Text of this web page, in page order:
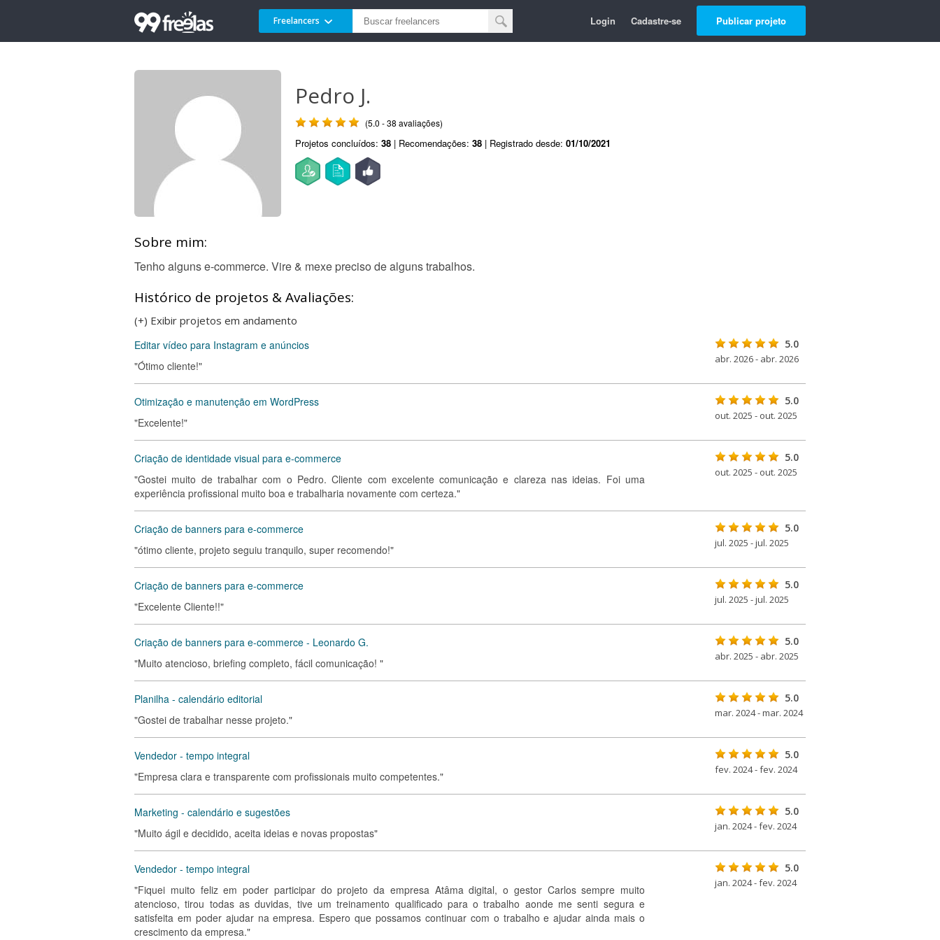
Freelancers Login Cadastre-se Publicar projeto
Pedro J.
(5.0 - 38 avaliações)
Projetos concluídos: 38 | Recomendações: 38 | Registrado desde: 01/10/2021
Sobre mim:
Tenho alguns e-commerce. Vire & mexe preciso de alguns trabalhos.
Histórico de projetos & Avaliações:
(+) Exibir projetos em andamento
Editar vídeo para Instagram e anúncios
"Ótimo cliente!"
5.0
abr. 2026 - abr. 2026
Otimização e manutenção em WordPress
"Excelente!"
5.0
out. 2025 - out. 2025
Criação de identidade visual para e-commerce
"Gostei muito de trabalhar com o Pedro. Cliente com excelente comunicação e clareza nas ideias. Foi uma
experiência profissional muito boa e trabalharia novamente com certeza."
5.0
out. 2025 - out. 2025
Criação de banners para e-commerce
"ótimo cliente, projeto seguiu tranquilo, super recomendo!"
5.0
jul. 2025 - jul. 2025
Criação de banners para e-commerce
"Excelente Cliente!!"
5.0
jul. 2025 - jul. 2025
Criação de banners para e-commerce - Leonardo G.
"Muito atencioso, briefing completo, fácil comunicação! "
5.0
abr. 2025 - abr. 2025
Planilha - calendário editorial
"Gostei de trabalhar nesse projeto."
5.0
mar. 2024 - mar. 2024
Vendedor - tempo integral
"Empresa clara e transparente com profissionais muito competentes."
5.0
fev. 2024 - fev. 2024
Marketing - calendário e sugestões
"Muito ágil e decidido, aceita ideias e novas propostas"
5.0
jan. 2024 - fev. 2024
Vendedor - tempo integral
"Fiquei muito feliz em poder participar do projeto da empresa Atâma digital, o gestor Carlos sempre muito
atencioso, tirou todas as duvidas, tive um treinamento qualificado para o trabalho aonde me senti segura e
satisfeita em poder ajudar na empresa. Espero que possamos continuar com o trabalho e ajudar ainda mais o
crescimento da empresa."
5.0
jan. 2024 - fev. 2024